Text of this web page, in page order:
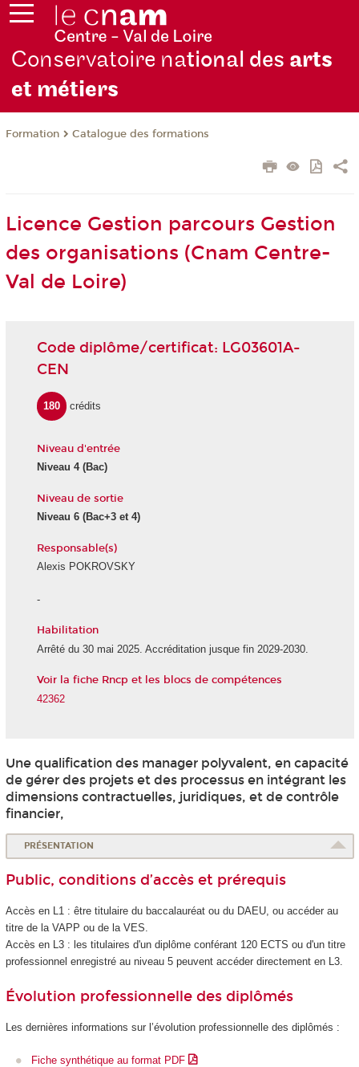
Conservatoire national des arts
et métiers
Formation Catalogue des formations
Licence Gestion parcours Gestion
des organisations (Cnam Centre-
Val de Loire)
Code diplôme/certificat: LG03601A-
CEN
180 crédits
Niveau d'entrée
Niveau 4 (Bac)
Niveau de sortie
Niveau 6 (Bac+3 et 4)
Responsable(s)
Alexis POKROVSKY
-
Habilitation
Arrêté du 30 mai 2025. Accréditation jusque fin 2029-2030.
Voir la fiche Rncp et les blocs de compétences
42362
Une qualification des manager polyvalent, en capacité
de gérer des projets et des processus en intégrant les
dimensions contractuelles, juridiques, et de contrôle
financier,
PRÉSENTATION
Public, conditions d’accès et prérequis
Accès en L1 : être titulaire du baccalauréat ou du DAEU, ou accéder au
titre de la VAPP ou de la VES.
Accès en L3 : les titulaires d'un diplôme conférant 120 ECTS ou d'un titre
professionnel enregistré au niveau 5 peuvent accéder directement en L3.
Évolution professionnelle des diplômés
Les dernières informations sur l’évolution professionnelle des diplômés :
Fiche synthétique au format PDF